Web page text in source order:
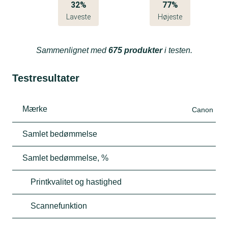
32%
Laveste
77%
Højeste
Sammenlignet med675 produkteri testen.
Testresultater
Mærke Canon
Samlet bedømmelse
Samlet bedømmelse, %
Printkvalitet og hastighed
Scannefunktion